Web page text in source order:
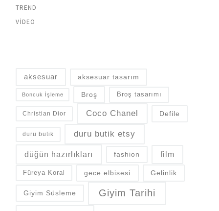
TREND
VIDEO
aksesuar aksesuar tasarım
Boncuk İşleme Broş Broş tasarımı
Christian Dior Coco Chanel Defile
duru butik duru butik etsy
düğün hazırlıkları fashion film
Füreya Koral gece elbisesi Gelinlik
Giyim Süsleme Giyim Tarihi